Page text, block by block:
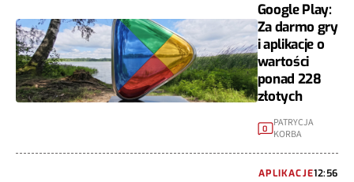
Google Play:
Za darmo gry
i aplikacje o
wartości
ponad 228
złotych
0
PATRYCJA
KORBA
APLIKACJE12:56